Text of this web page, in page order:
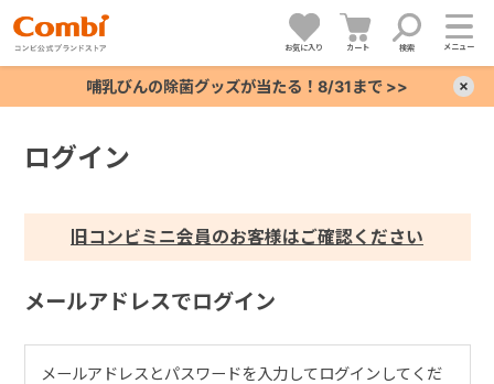
お気に入り カート 検索 メニュー
哺乳びんの除菌グッズが当たる！8/31まで >>
ログイン
旧コンビミニ会員のお客様はご確認ください
メールアドレスでログイン
メールアドレスとパスワードを入力してログインしてくだ